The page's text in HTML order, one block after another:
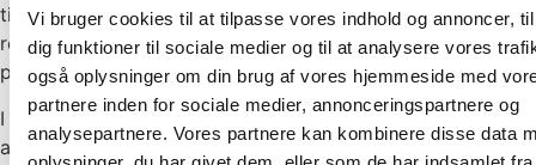
Vi bruger cookies til at tilpasse vores indhold og annoncer,
dig funktioner til sociale medier og til at analysere vores
også oplysninger om din brug af vores hjemmeside med
partnere inden for sociale medier, annonceringspartnere og
analysepartnere. Vores partnere kan kombinere disse data
tilfredse med mapningsreglerne, kan vi eksportere
regelsættet til et tomt miljø og så begynde at hente
policedata ind.
I hele migreringsperioden sætter vi motoren til at køre
automatiske test hver nat – det gør vi for at sikre, at der